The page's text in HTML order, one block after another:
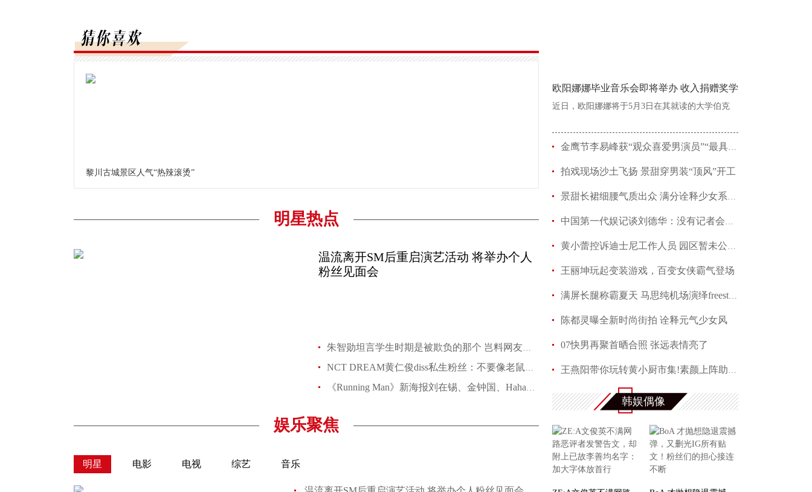
黎川古城景区人气“热辣滚烫”
明星热点
温流离开SM后重启演艺活动 将举办个人
粉丝见面会
朱智勋坦言学生时期是被欺负的那个 岂料网友不买账
NCT DREAM黄仁俊diss私生粉丝：不要像老鼠一样
《Running Man》新海报刘在锡、金钟国、Haha与梁世灿下身失踪超
娱乐聚焦
明星 电影 电视 综艺 音乐
欧阳娜娜毕业音乐会即将举办 收入捐赠奖学
近日，欧阳娜娜将于5月3日在其就读的大学伯克
金鹰节李易峰获“观众喜爱男演员”“最具人气男演
拍戏现场沙土飞扬 景甜穿男装“顶风”开工
景甜长裙细腰气质出众 满分诠释少女系优雅
中国第一代娱记谈刘德华：没有记者会不喜欢他
黄小蕾控诉迪士尼工作人员 园区暂未公开回应当事
王丽坤玩起变装游戏，百变女侠霸气登场
满屏长腿称霸夏天 马思纯机场演绎freestyle
陈都灵曝全新时尚街拍 诠释元气少女风
07快男再聚首晒合照 张远表情亮了
王燕阳带你玩转黄小厨市集!素颜上阵助力嫣然天使
何润东夏日写真魅力多变 黑色蕾丝透视西装性感吸
韩娱偶像